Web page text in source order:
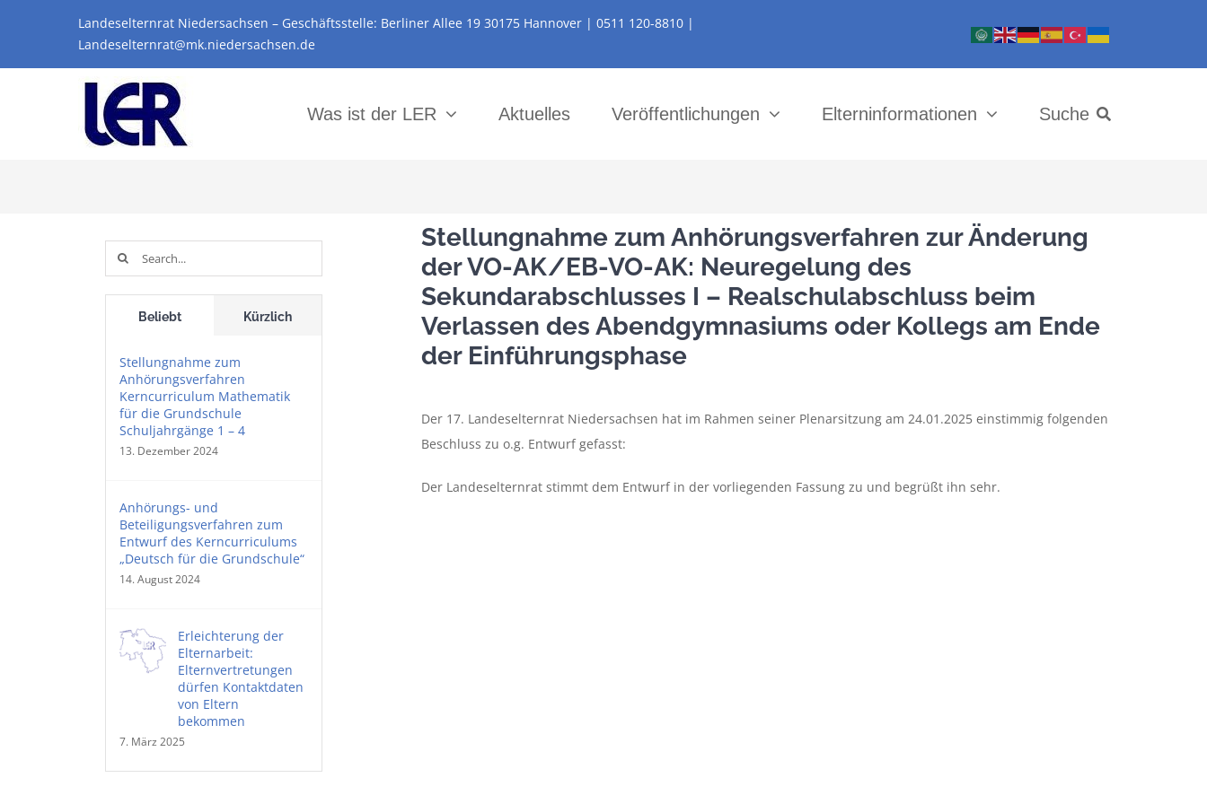
Landeselternrat Niedersachsen – Geschäftsstelle: Berliner Allee 19 30175 Hannover | 0511 120-8810 |
Landeselternrat@mk.niedersachsen.de
Was ist der LER Aktuelles Veröffentlichungen Elterninformationen Suche
Suche
nach:
Beliebt Kürzlich
Stellungnahme zum
Anhörungsverfahren
Kerncurriculum Mathematik
für die Grundschule
Schuljahrgänge 1 – 4
13. Dezember 2024
Anhörungs- und
Beteiligungsverfahren zum
Entwurf des Kerncurriculums
„Deutsch für die Grundschule“
14. August 2024
Erleichterung der
Elternarbeit:
Elternvertretungen
dürfen Kontaktdaten
von Eltern
bekommen
7. März 2025
Stellungnahme zum Anhörungsverfahren zur Änderung
der VO-AK/EB-VO-AK: Neuregelung des
Sekundarabschlusses I – Realschulabschluss beim
Verlassen des Abendgymnasiums oder Kollegs am Ende
der Einführungsphase
Der 17. Landeselternrat Niedersachsen hat im Rahmen seiner Plenarsitzung am 24.01.2025 einstimmig folgenden
Beschluss zu o.g. Entwurf gefasst:
Der Landeselternrat stimmt dem Entwurf in der vorliegenden Fassung zu und begrüßt ihn sehr.